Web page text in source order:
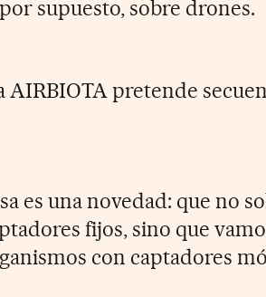
supuesto, sobre drones.
AIRBIOTA pretende
es una novedad: que no
fijos, sino que
con captadores